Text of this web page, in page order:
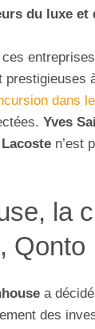
du luxe et
prestigieuses
dans
Yves
Lacoste n’est
la
Qonto
a
des